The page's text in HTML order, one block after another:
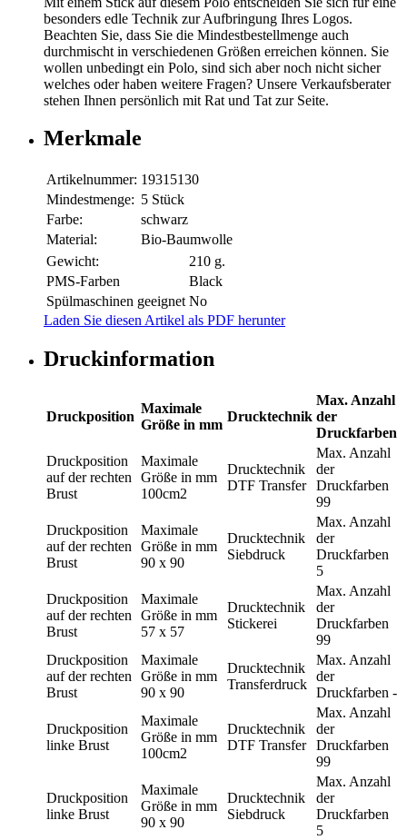
besonders edle Technik zur Aufbringung Ihres Logos.
Beachten Sie, dass Sie die Mindestbestellmenge auch
durchmischt in verschiedenen Größen erreichen können. Sie
wollen unbedingt ein Polo, sind sich aber noch nicht sicher
welches oder haben weitere Fragen? Unsere Verkaufsberater
stehen Ihnen persönlich mit Rat und Tat zur Seite.
Merkmale
Artikelnummer: 19315130
Mindestmenge: 5 Stück
Farbe:
schwarz
Material:
Bio-Baumwolle
Gewicht:
210 g.
PMS-Farben
Black
Spülmaschinen geeignet No
Laden Sie diesen Artikel als PDF herunter
Druckinformation
Druckposition
Maximale
Größe in mm
Drucktechnik
Max. Anzahl
der
Druckfarben
Druckposition
auf der rechten
Brust
Maximale
Größe in mm
100cm2
Drucktechnik
DTF Transfer
Max. Anzahl
der
Druckfarben
99
Druckposition
auf der rechten
Brust
Maximale
Größe in mm
90 x 90
Drucktechnik
Siebdruck
Max. Anzahl
der
Druckfarben
5
Druckposition
auf der rechten
Brust
Maximale
Größe in mm
57 x 57
Drucktechnik
Stickerei
Max. Anzahl
der
Druckfarben
99
Druckposition
auf der rechten
Brust
Maximale
Größe in mm
90 x 90
Drucktechnik
Transferdruck
Max. Anzahl
der
Druckfarben -
Druckposition
linke Brust
Maximale
Größe in mm
100cm2
Drucktechnik
DTF Transfer
Max. Anzahl
der
Druckfarben
99
Druckposition
linke Brust
Maximale
Größe in mm
90 x 90
Drucktechnik
Siebdruck
Max. Anzahl
der
Druckfarben
5